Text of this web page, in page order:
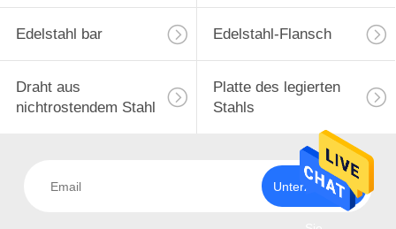
Edelstahl bar Edelstahl-Flansch
Draht aus
nichtrostendem Stahl
Platte des legierten
Stahls
Unterzeichnen